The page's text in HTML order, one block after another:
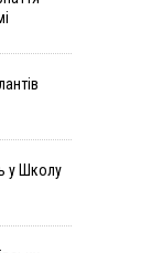
за
у Школу